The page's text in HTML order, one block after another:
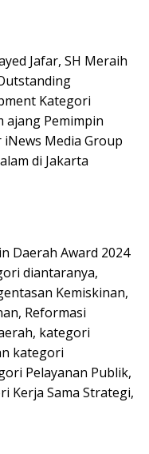
Jafar, SH Meraih
Kategori
ajang Pemimpin
iNews Media Group
di Jakarta
Daerah Award 2024
diantaranya,
Kemiskinan,
Reformasi
kategori
kategori
Pelayanan Publik,
Kerja Sama Strategi,